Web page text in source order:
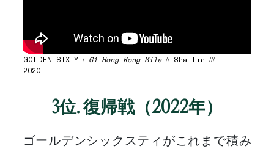
GOLDEN SIXTY / G1 Hong Kong Mile// Sha Tin ///
2020
3位. 復帰戦（2022年）
ゴールデンシックスティがこれまで積み